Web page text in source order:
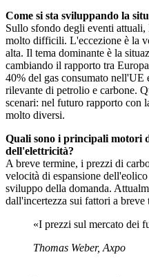
Come si sta sviluppando la
Sullo sfondo degli eventi
molto difficili. L'eccezione è la
alta. Il tema dominante è la
cambiando il rapporto tra
40% del gas consumato nell'UE
rilevante di petrolio e carbone.
scenari: nel futuro rapporto con
molto diversi.
Quali sono i principali motori
dell'elettricità?
A breve termine, i prezzi di
velocità di espansione
sviluppo della domanda.
dall'incertezza sui fattori a breve
«I prezzi sul mercato dei
Thomas Weber, Axpo